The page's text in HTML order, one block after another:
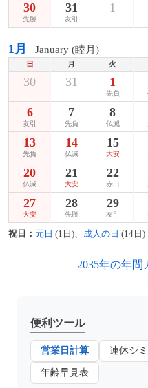
30
先勝
31
友引
1
1月 January (睦月)
日 月 火
30 31 1
先負
6
友引
7
先負
8
仏滅
13
先負
14
仏滅
15
大安
20
仏滅
21
大安
22
赤口
27
大安
28
先勝
29
友引
祝日： 元日 (1日)、 成人の日 (14日)
2035年の年間
便利ツール
営業日計算 連休シ
年齢早見表